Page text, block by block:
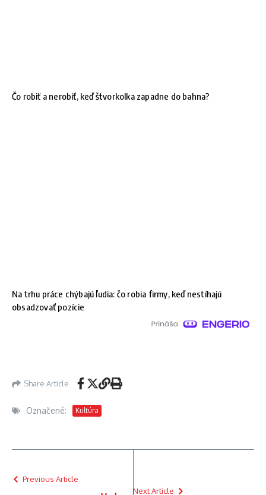
Čo robiť a nerobiť, keď štvorkolka zapadne do bahna?
Na trhu práce chýbajú ľudia: čo robia firmy, keď nestíhajú
obsadzovať pozície
Share Article
Označené: Kultúra
Previous Article
Next Article